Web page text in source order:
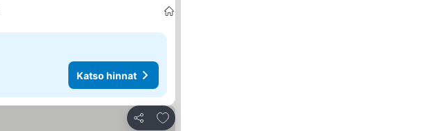
Katso hinnat
Jaa
Lisää suosikkeihin